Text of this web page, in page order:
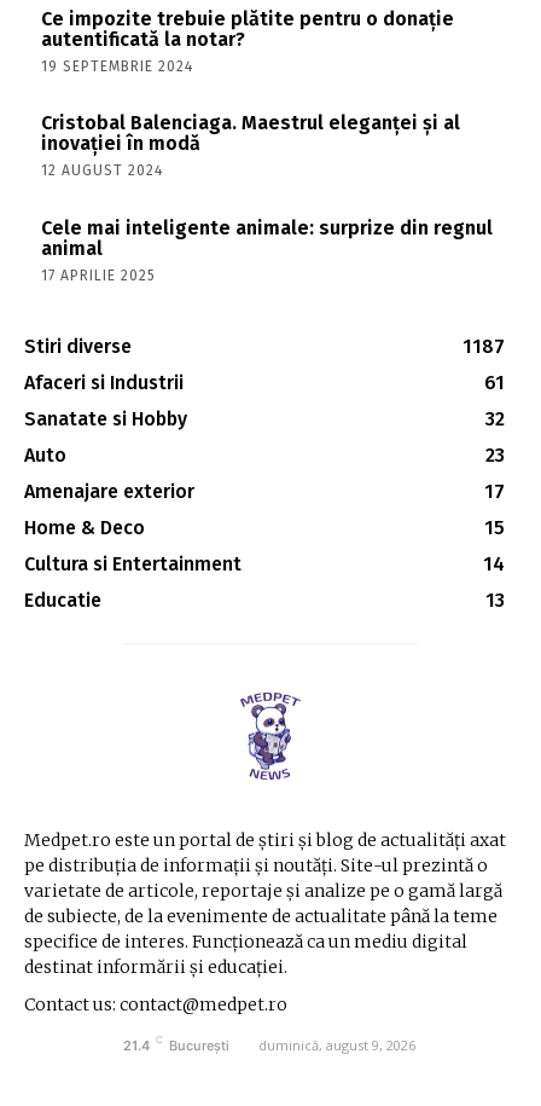
Ce impozite trebuie plătite pentru o donație
autentificată la notar?
19 SEPTEMBRIE 2024
Cristobal Balenciaga. Maestrul eleganței și al
inovației în modă
12 AUGUST 2024
Cele mai inteligente animale: surprize din regnul
animal
17 APRILIE 2025
Stiri diverse
1187
Afaceri si Industrii
61
Sanatate si Hobby
32
Auto
23
Amenajare exterior
17
Home & Deco
15
Cultura si Entertainment
14
Educatie
13
Medpet.ro este un portal de știri și blog de actualități axat
pe distribuția de informații și noutăți. Site-ul prezintă o
varietate de articole, reportaje și analize pe o gamă largă
de subiecte, de la evenimente de actualitate până la teme
specifice de interes. Funcționează ca un mediu digital
destinat informării și educației.
Contact us: contact@medpet.ro
21.4 C București duminică, august 9, 2026